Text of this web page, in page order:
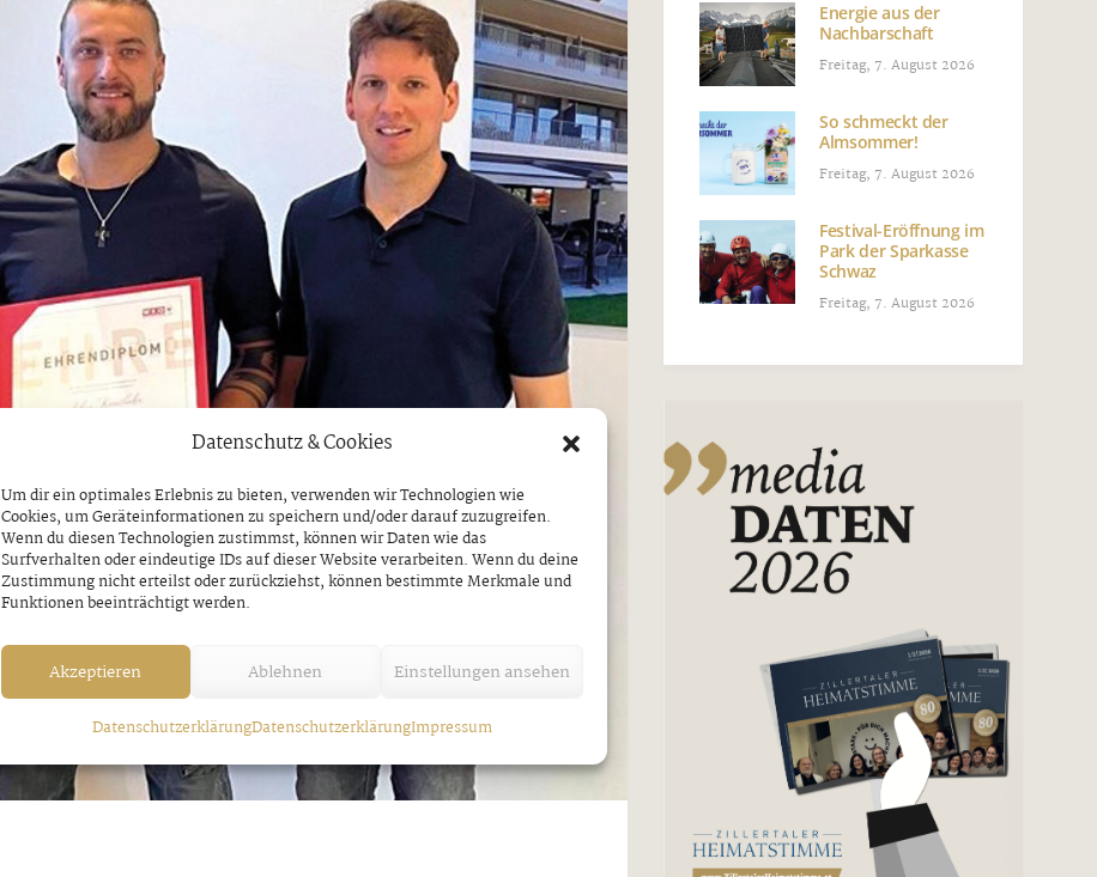
Datenschutz & Cookies
Um dir ein optimales Erlebnis zu bieten, verwenden wir Technologien wie
Cookies, um Geräteinformationen zu speichern und/oder darauf zuzugreifen.
Wenn du diesen Technologien zustimmst, können wir Daten wie das
Surfverhalten oder eindeutige IDs auf dieser Website verarbeiten. Wenn du deine
Zustimmung nicht erteilst oder zurückziehst, können bestimmte Merkmale und
Funktionen beeinträchtigt werden.
Akzeptieren Ablehnen Einstellungen ansehen
DatenschutzerklärungDatenschutzerklärungImpressum
Energie aus der
Nachbarschaft
Freitag, 7. August 2026
So schmeckt der
Almsommer!
Freitag, 7. August 2026
Festival-Eröffnung im
Park der Sparkasse
Schwaz
Freitag, 7. August 2026